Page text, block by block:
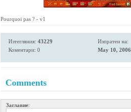
Pourquoi pas ? - v1
Изтегляния: 43229
Коментари: 0
Изпратен на:
May 10, 2006
Comments
Заглавие: